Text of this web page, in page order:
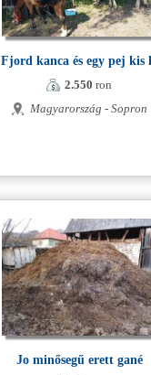
Fjord kanca és egy pej kis
2.550 ron
Magyarország - Sopron
Jo minősegű erett gané